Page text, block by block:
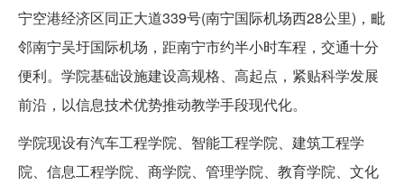
宁空港经济区同正大道339号(南宁国际机场西28公里)，毗
邻南宁吴圩国际机场，距南宁市约半小时车程，交通十分
便利。学院基础设施建设高规格、高起点，紧贴科学发展
前沿，以信息技术优势推动教学手段现代化。
学院现设有汽车工程学院、智能工程学院、建筑工程学
院、信息工程学院、商学院、管理学院、教育学院、文化